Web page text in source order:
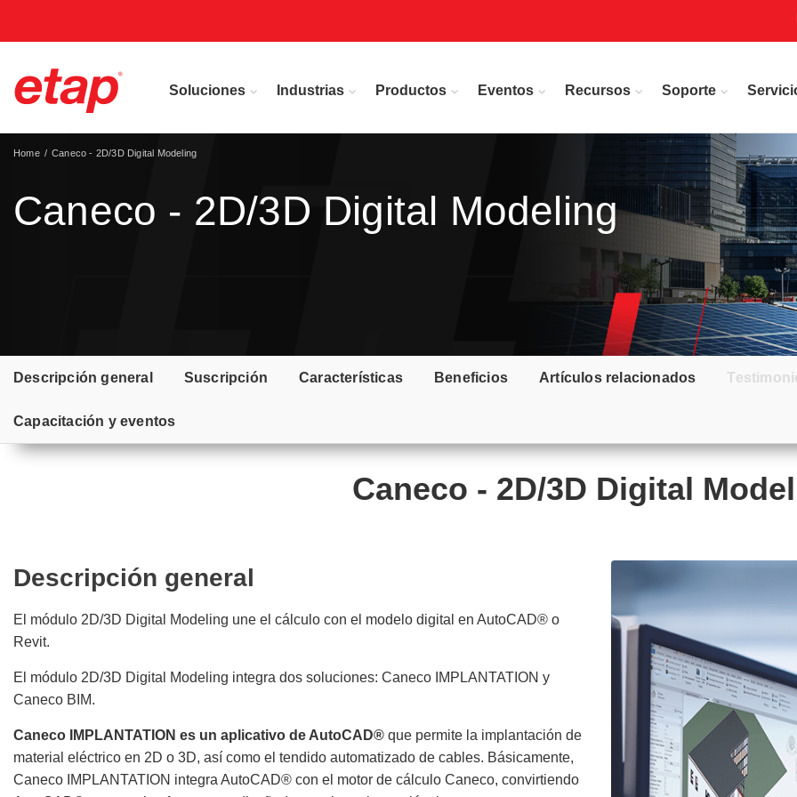
Soluciones Industrias Productos Eventos Recursos Soporte
Caneco - 2D/3D Digital Modeling
Home Caneco - 2D/3D Digital Modeling
Descripción general Suscripción Características Beneficios Artículos relacionados
Capacitación y eventos
Caneco - 2D/3D Digital
Descripción general
El módulo 2D/3D Digital Modeling une el cálculo con el modelo digital en AutoCAD® o
Revit.
El módulo 2D/3D Digital Modeling integra dos soluciones: Caneco IMPLANTATION y
Caneco BIM.
Caneco IMPLANTATION es un aplicativo de AutoCAD® que permite la implantación de
material eléctrico en 2D o 3D, así como el tendido automatizado de cables. Básicamente,
Caneco IMPLANTATION integra AutoCAD® con el motor de cálculo Caneco, convirtiendo